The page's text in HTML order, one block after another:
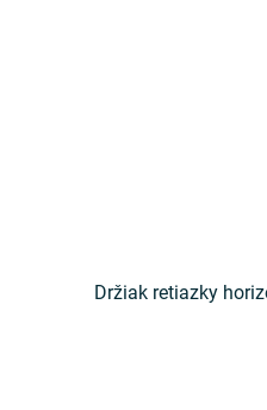
Držiak retiazky